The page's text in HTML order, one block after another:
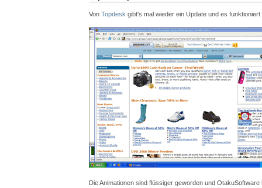
Von Topdesk gibt's mal wieder ein Update und es
Die Animationen sind flüssiger geworden und OtakuSoftware